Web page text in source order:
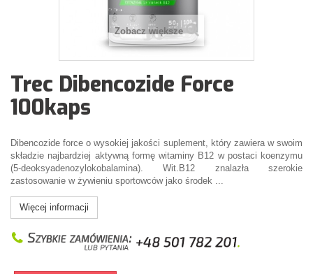
Zobacz większe
Trec Dibencozide Force
100kaps
Dibencozide force o wysokiej jakości suplement, który zawiera w swoim
składzie najbardziej aktywną formę witaminy B12 w postaci koenzymu
(5-deoksyadenozylokobalamina). Wit.B12 znalazła szerokie
zastosowanie w żywieniu sportowców jako środek ...
Więcej informacji